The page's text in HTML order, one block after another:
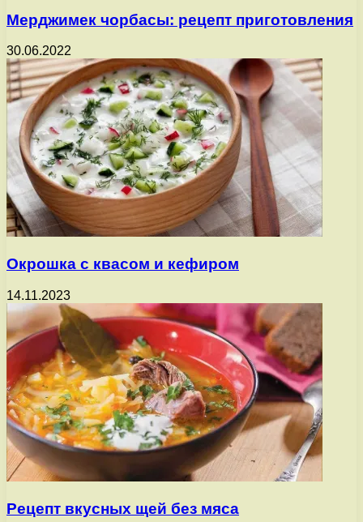
Мерджимек чорбасы: рецепт приготовления
30.06.2022
Окрошка с квасом и кефиром
14.11.2023
Рецепт вкусных щей без мяса